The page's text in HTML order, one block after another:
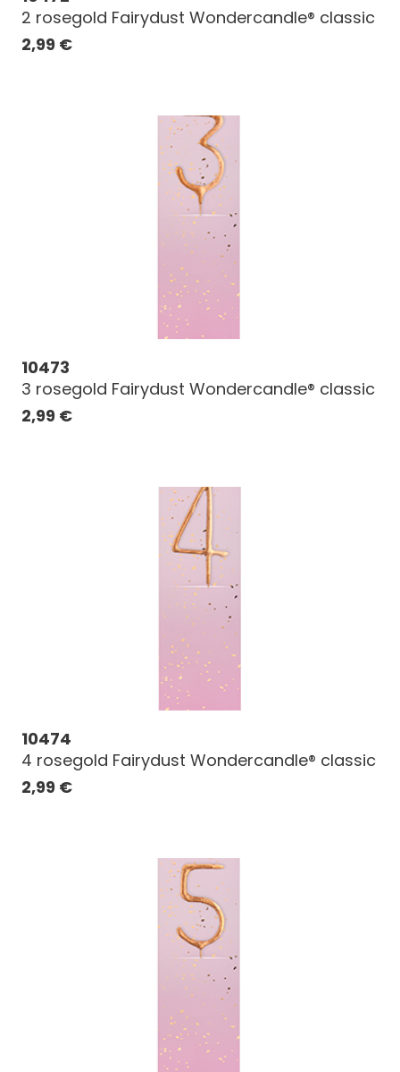
2 rosegold Fairydust Wondercandle® classic
2,99 €
10473
3 rosegold Fairydust Wondercandle® classic
2,99 €
10474
4 rosegold Fairydust Wondercandle® classic
2,99 €